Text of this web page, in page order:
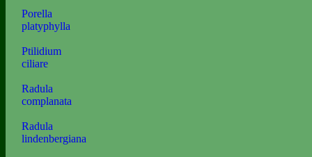
Porella
platyphylla
Ptilidium
ciliare
Radula
complanata
Radula
lindenbergiana